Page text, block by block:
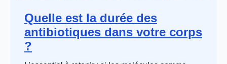
Quelle est la durée des
antibiotiques dans votre corps
?